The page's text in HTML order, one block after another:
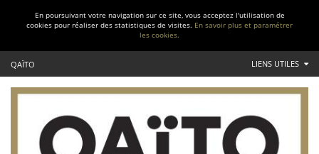
En poursuivant votre navigation sur ce site, vous acceptez l'utilisation de
cookies pour réaliser des statistiques de visites. En savoir plus et paramétrer
les cookies.
QAÏTO LIENS UTILES